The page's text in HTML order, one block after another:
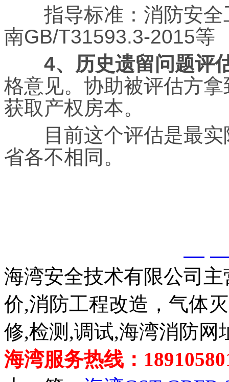
指导标准：消防安全
南GB/T31593.3-2015等
4、历史遗留问题评
格意见。协助被评估方
获取产权房本。
目前这个评估是最实
省各不相同。
海湾安全技术有限公司
价,消防工程改造，气体
修,检测,调试,海湾消防网
海湾服务热线：